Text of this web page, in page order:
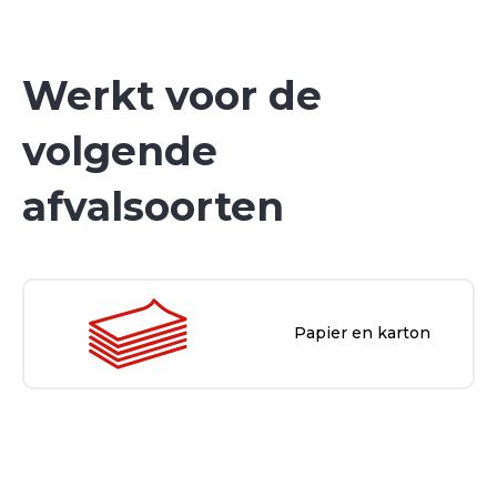
Werkt voor de
volgende
afvalsoorten
Papier en karton